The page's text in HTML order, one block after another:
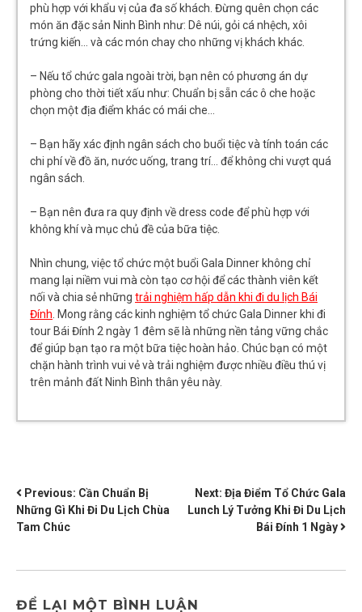
phù hợp với khẩu vị của đa số khách. Đừng quên chọn các
món ăn đặc sản Ninh Bình như: Dê núi, gỏi cá nhệch, xôi
trứng kiến… và các món chay cho những vị khách khác.
– Nếu tổ chức gala ngoài trời, bạn nên có phương án dự
phòng cho thời tiết xấu như: Chuẩn bị sẵn các ô che hoặc
chọn một địa điểm khác có mái che…
– Bạn hãy xác định ngân sách cho buổi tiệc và tính toán các
chi phí về đồ ăn, nước uống, trang trí… để không chi vượt quá
ngân sách.
– Bạn nên đưa ra quy định về dress code để phù hợp với
không khí và mục chủ đề của bữa tiệc.
Nhìn chung, việc tổ chức một buổi Gala Dinner không chỉ
mang lại niềm vui mà còn tạo cơ hội để các thành viên kết
nối và chia sẻ những trải nghiệm hấp dẫn khi đi du lịch Bái
Đính . Mong rằng các kinh nghiệm tổ chức Gala Dinner khi đi
tour Bái Đính 2 ngày 1 đêm sẽ là những nền tảng vững chắc
để giúp bạn tạo ra một bữa tiệc hoàn hảo. Chúc bạn có một
chặn hành trình vui vẻ và trải nghiệm được nhiều điều thú vị
trên mảnh đất Ninh Bình thân yêu này.
ĐIỀU
HƯỚNG
VIẾT
Previous: Cần Chuẩn Bị
Những Gì Khi Đi Du Lịch Chùa
Tam Chúc
Next: Địa Điểm Tổ Chức Gala
Lunch Lý Tưởng Khi Đi Du Lịch
Bái Đính 1 Ngày
ĐỂ LẠI MỘT BÌNH LUẬN